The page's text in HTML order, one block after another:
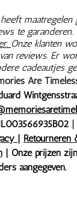
heeft
te garanderen.
Onze klanten
reviews. Er
cadeautjes
Are
Retourneren
| Onze prijzen
aangegeven.